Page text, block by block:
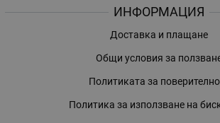
ИНФОРМАЦИЯ
Доставка и плащане
Общи условия за
Политиката за
Политика за използване на